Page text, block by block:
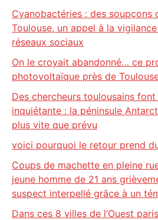
Cyanobactéries : des soupçons
Toulouse, un appel à la
réseaux sociaux
On le croyait abandonné… ce
photovoltaïque près de
Des chercheurs toulousains
inquiétante : la péninsule
plus vite que prévu
voici pourquoi le retour prend
Coups de machette en pleine
jeune homme de 21 ans
suspect interpellé grâce à un
Dans ces 8 villes de l’Ouest